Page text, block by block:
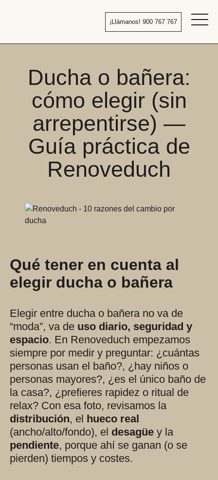
por
¡Llámanos! 900 767 767
Ducha o bañera:
cómo elegir (sin
arrepentirse) —
Guía práctica de
Renoveduch
Qué tener en cuenta al
elegir ducha o bañera
Elegir entre ducha o bañera no va de
“moda”, va de uso diario, seguridad y
espacio. En Renoveduch empezamos
siempre por medir y preguntar: ¿cuántas
personas usan el baño?, ¿hay niños o
personas mayores?, ¿es el único baño de
la casa?, ¿prefieres rapidez o ritual de
relax? Con esa foto, revisamos la
distribución, el hueco real
(ancho/alto/fondo), el desagüe y la
pendiente, porque ahí se ganan (o se
pierden) tiempos y costes.